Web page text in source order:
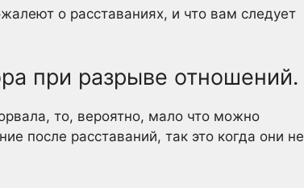
о расставаниях, и что вам следует
при разрыве отношений.
то, вероятно, мало что можно
после расставаний, так это когда они не